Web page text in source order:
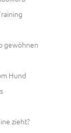
gewöhnen
Hund
zieht?